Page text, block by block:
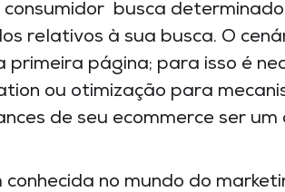
consumidor busca
relativos à sua busca. O
primeira página; para isso é
ou otimização para
de seu ecommerce ser
no mundo do